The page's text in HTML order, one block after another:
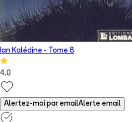
Ian Kalédine - Tome 8
4.0
Alertez-moi par emailAlerte email